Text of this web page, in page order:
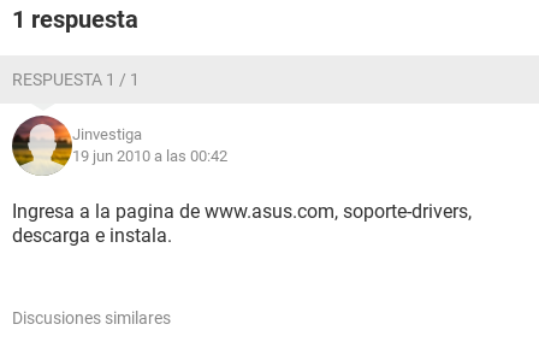
1 respuesta
RESPUESTA 1 / 1
Jinvestiga
19 jun 2010 a las 00:42
Ingresa a la pagina de www.asus.com, soporte-drivers,
descarga e instala.
Discusiones similares